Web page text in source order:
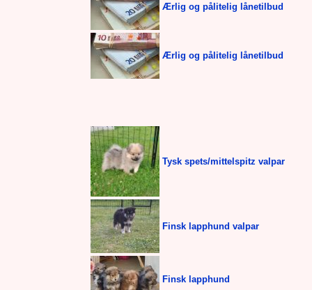
Ærlig og pålitelig lånetilbud
Ærlig og pålitelig lånetilbud
Tysk spets/mittelspitz valpar
Finsk lapphund valpar
Finsk lapphund